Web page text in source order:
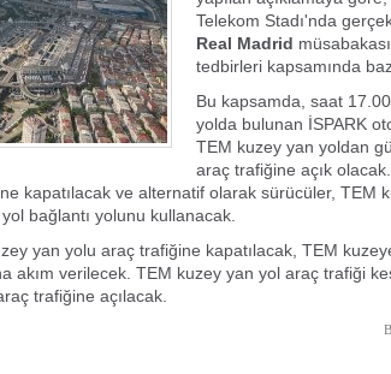
Telekom Stadı'nda
Real Madrid
tedbirleri kapsamında
Bu kapsamda, saat
yolda bulunan İSPARK
TEM kuzey yan yoldan
araç trafiğine açık
kapatılacak ve alternatif olarak sürücüler, TEM
bağlantı yolunu kullanacak.
yan yolu araç trafiğine kapatılacak, TEM
akım verilecek. TEM kuzey yan yol araç trafiği
trafiğine açılacak.
4